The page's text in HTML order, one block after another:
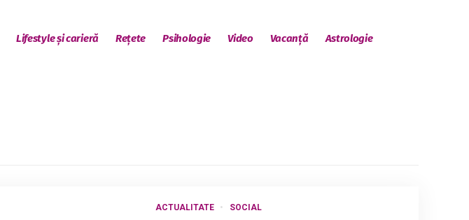
Lifestyle și carieră Rețete Psihologie Video Vacanță Astrologie
ACTUALITATE SOCIAL